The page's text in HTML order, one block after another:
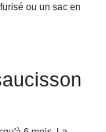
ou un sac en